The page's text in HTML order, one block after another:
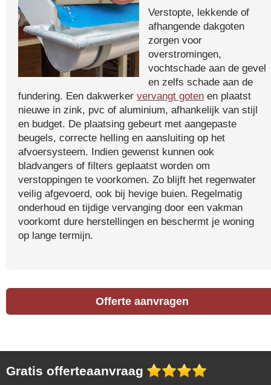
Verstopte, lekkende of
afhangende dakgoten
zorgen voor
overstromingen,
vochtschade aan de gevel
en zelfs schade aan de
fundering. Een dakwerker vervangt goten en plaatst
nieuwe in zink, pvc of aluminium, afhankelijk van stijl
en budget. De plaatsing gebeurt met aangepaste
beugels, correcte helling en aansluiting op het
afvoersysteem. Indien gewenst kunnen ook
bladvangers of filters geplaatst worden om
verstoppingen te voorkomen. Zo blijft het regenwater
veilig afgevoerd, ook bij hevige buien. Regelmatig
onderhoud en tijdige vervanging door een vakman
voorkomt dure herstellingen en beschermt je woning
op lange termijn.
Offerte aanvragen
Gratis offerteaanvraag